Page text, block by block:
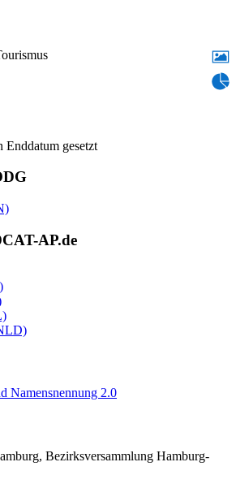
Enddatum gesetzt
AP.de
Namensnennung 2.0
Bezirksversammlung Hamburg-